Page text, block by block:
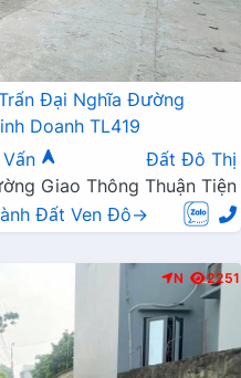
Đại Nghĩa Đường
Doanh TL419
Đất Đô Thị
Giao Thông Thuận Tiện
Đất Ven Đô→
N 2251